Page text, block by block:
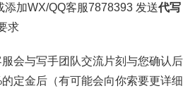
加WX/QQ客服7878393 发送代写
求
会与写手团队交流片刻与您确认后
定金后（有可能会向你索要更详细